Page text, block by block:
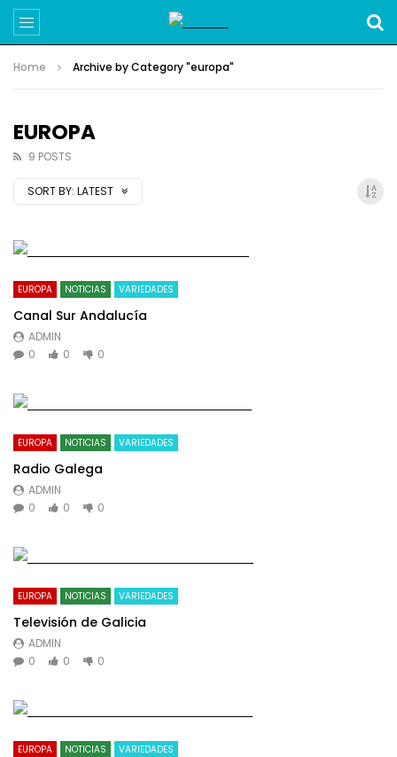
Home Archive by Category "europa"
EUROPA
9 POSTS
SORT BY: LATEST
EUROPA NOTICIAS VARIEDADES
Canal Sur Andalucía
ADMIN
0
0 0
EUROPA NOTICIAS VARIEDADES
Radio Galega
ADMIN
0
0 0
EUROPA NOTICIAS VARIEDADES
Televisión de Galicia
ADMIN
0
0 0
EUROPA NOTICIAS VARIEDADES